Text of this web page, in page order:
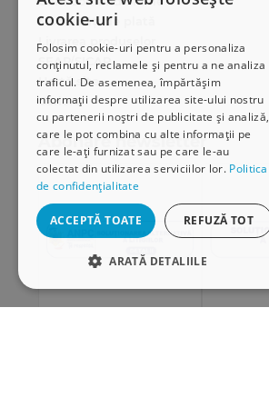
cookie-uri
Folosim cookie-uri pentru a personaliza
conținutul, reclamele și pentru a ne analiza
traficul. De asemenea, împărtășim
informații despre utilizarea site-ului nostru
cu partenerii noștri de publicitate și analiză,
care le pot combina cu alte informații pe
care le-ați furnizat sau pe care le-au
colectat din utilizarea serviciilor lor. Politica
de confidențialitate
ACCEPTĂ TOATE REFUZĂ TOT
ARATĂ DETALIILE
Modalități de plată
Livrarea produselor
SEAP/SICAP
Hartă site
Cariere
Abonare newsletter